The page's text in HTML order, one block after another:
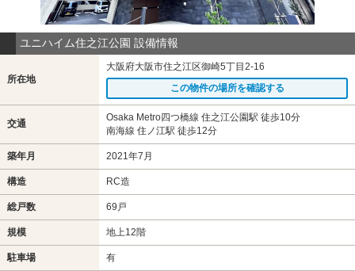
ユニハイム住之江公園 設備情報
所在地
大阪府大阪市住之江区御崎5丁目2-16
この物件の場所を確認する
交通
Osaka Metro四つ橋線 住之江公園駅 徒歩10分
南海線 住ノ江駅 徒歩12分
築年月 2021年7月
構造 RC造
総戸数 69戸
規模 地上12階
駐車場 有